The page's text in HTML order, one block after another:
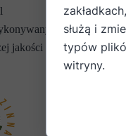
jest ręcznie, w
jakości
służą i
typów
witryny.